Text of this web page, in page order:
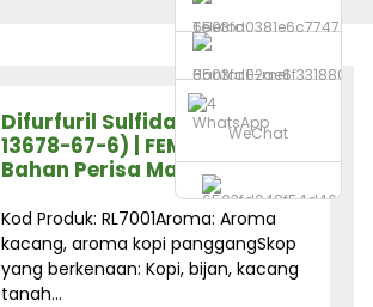
Telefon
Hantar E-mel
WhatsApp
WeChat
Difurfuril Sulfida (CAS
13678-67-6) | FEMA 3238 |
Bahan Perisa Makanan
Kod Produk: RL7001Aroma: Aroma
kacang, aroma kopi panggangSkop
yang berkenaan: Kopi, bijan, kacang
tanah...